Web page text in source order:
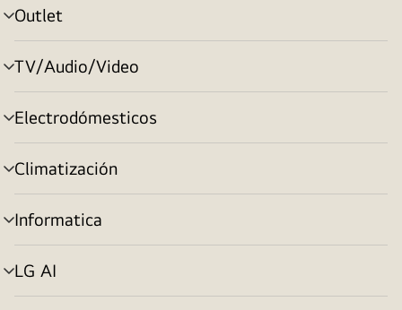
Outlet
Alternar
menú
TV/Audio/Video
Alternar
menú
Electrodómesticos
Alternar
menú
Climatización
Alternar
menú
Informatica
Alternar
menú
LG AI
Alternar
menú